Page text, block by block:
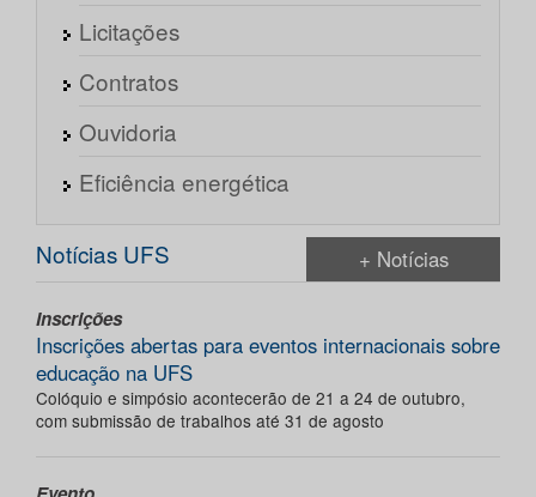
Licitações
Contratos
Ouvidoria
Eficiência energética
Notícias UFS + Notícias
Inscrições
Inscrições abertas para eventos internacionais sobre
educação na UFS
Colóquio e simpósio acontecerão de 21 a 24 de outubro,
com submissão de trabalhos até 31 de agosto